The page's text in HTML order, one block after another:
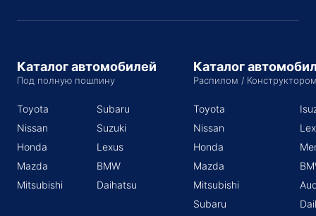
Каталог автомобилей
Под полную пошлину
Toyota
Nissan
Honda
Mazda
Mitsubishi
Subaru
Suzuki
Lexus
BMW
Daihatsu
Каталог
Распилом /
Toyota
Nissan
Honda
Mazda
Mitsubishi
Subaru